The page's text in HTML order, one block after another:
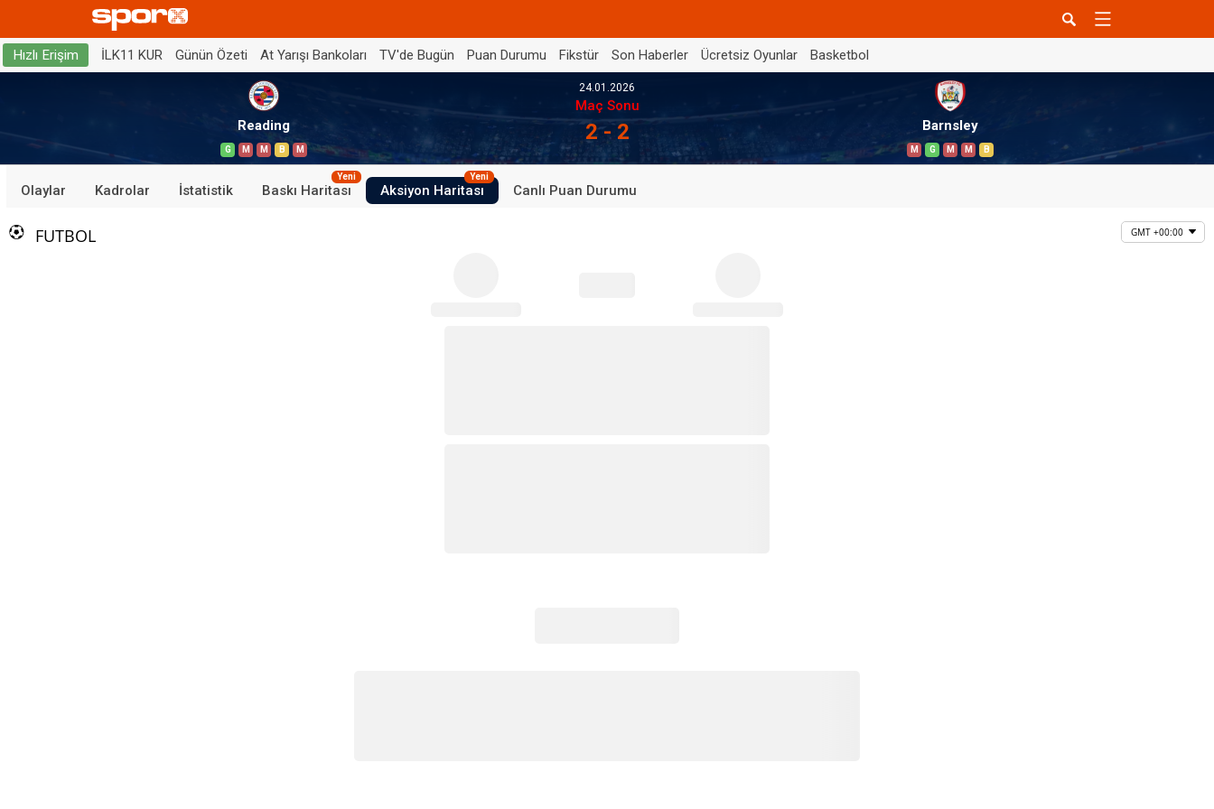
Hızlı Erişim İLK11 KUR Günün Özeti At Yarışı Bankoları TV'de Bugün Puan Durumu Fikstür Son Haberler Ücretsiz Oyunlar Basketbol
Reading
G M M B M
24.01.2026
Maç Sonu
2 - 2 Barnsley
M G M M B
Olaylar Kadrolar İstatistik Baskı Haritası
Yeni
Aksiyon Haritası
Yeni
Canlı Puan Durumu
FUTBOL GMT +00:00